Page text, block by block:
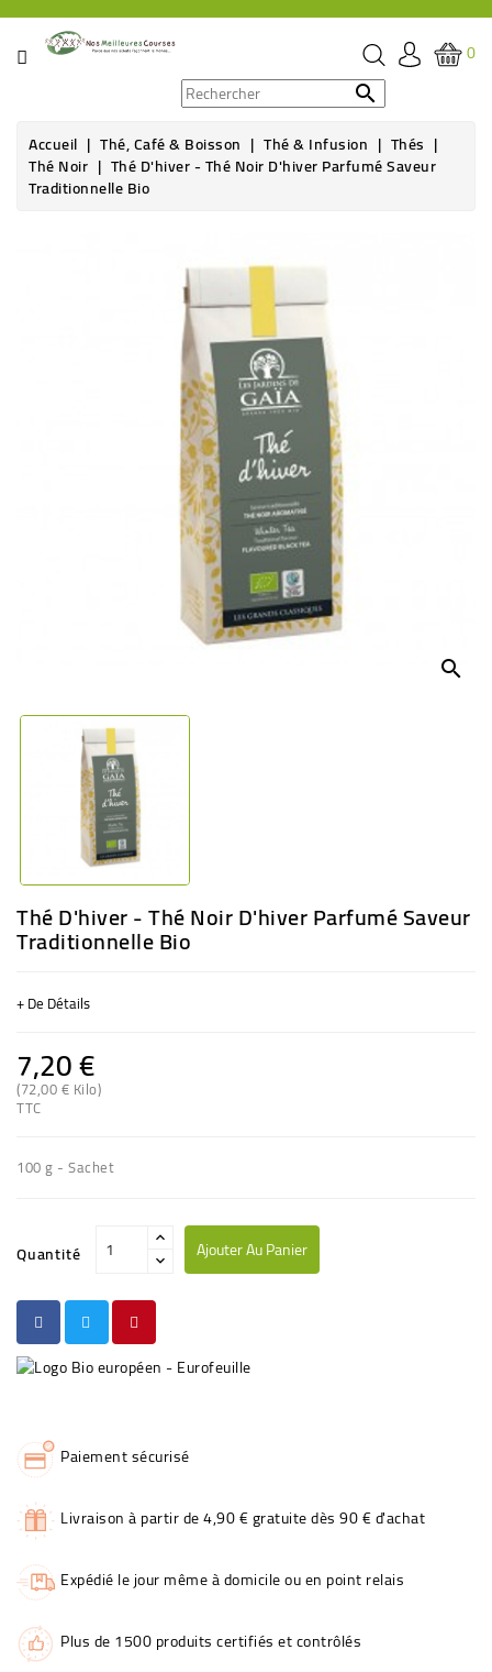
CATÉGORIE
ÉPICERIE
0

Accueil Thé, Café & Boisson Thé & Infusion Thés
Thé Noir Thé D'hiver - Thé Noir D'hiver Parfumé Saveur
Traditionnelle Bio
search
Thé D'hiver - Thé Noir D'hiver Parfumé Saveur
Traditionnelle Bio
+ De Détails
7,20 €
(72,00 € Kilo)
TTC
100 g - Sachet
Quantité Ajouter Au Panier
Paiement sécurisé
Livraison à partir de 4,90 € gratuite dès 90 € d'achat
Expédié le jour même à domicile ou en point relais
Plus de 1500 produits certifiés et contrôlés